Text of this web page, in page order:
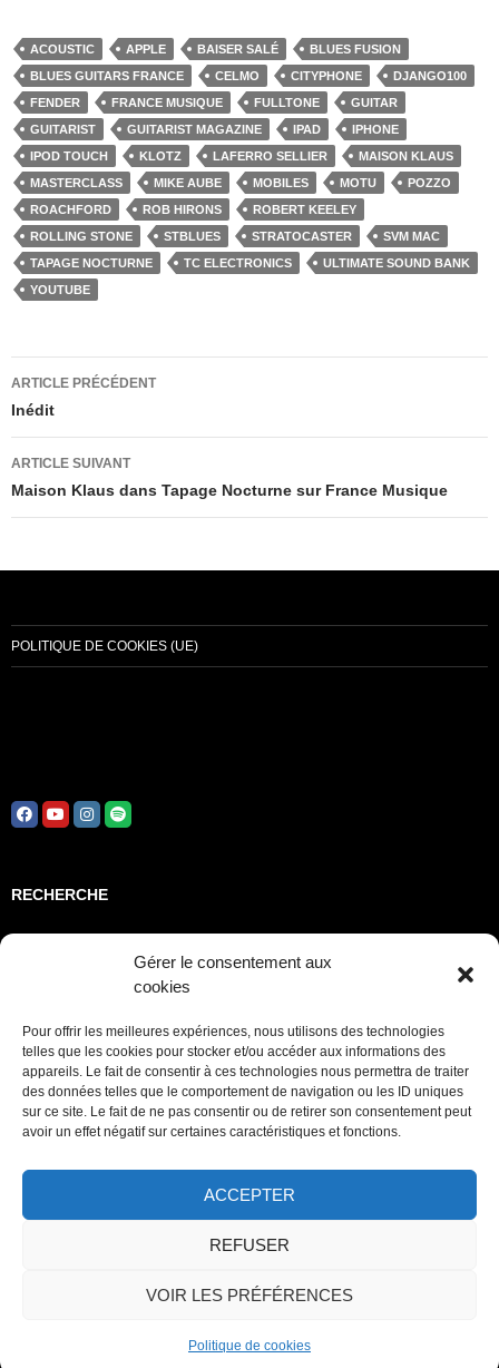
Gérer le consentement aux
cookies
Pour offrir les meilleures expériences, nous utilisons des technologies
telles que les cookies pour stocker et/ou accéder aux informations des
appareils. Le fait de consentir à ces technologies nous permettra de traiter
des données telles que le comportement de navigation ou les ID uniques
sur ce site. Le fait de ne pas consentir ou de retirer son consentement peut
avoir un effet négatif sur certaines caractéristiques et fonctions.
ACCEPTER
REFUSER
VOIR LES PRÉFÉRENCES
Politique de cookies
ACOUSTIC APPLE BAISER SALÉ
BLUES FUSION
BLUES GUITARS FRANCE
CELMO CITYPHONE
DJANGO100
FENDER
FRANCE MUSIQUE FULLTONE
GUITAR
GUITARIST
GUITARIST MAGAZINE IPAD
IPHONE
IPOD TOUCH
KLOTZ LAFERRO SELLIER
MAISON KLAUS
MASTERCLASS
MIKE AUBE MOBILES MOTU
POZZO
ROACHFORD
ROB HIRONS
ROBERT KEELEY
ROLLING STONE
STBLUES STRATOCASTER
SVM MAC
TAPAGE NOCTURNE
TC ELECTRONICS
ULTIMATE SOUND BANK
YOUTUBE
Navigation
des
articles
ARTICLE PRÉCÉDENT
Inédit
ARTICLE SUIVANT
Maison Klaus dans Tapage Nocturne sur France Musique
POLITIQUE DE COOKIES (UE)
RECHERCHE
INSTITUTIONNELS
Adami
FCM
Sacem
Fièrement propulsé par WordPress